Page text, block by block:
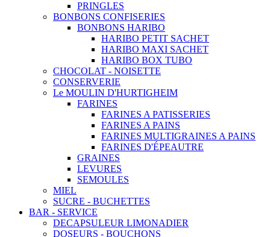
PRINGLES
BONBONS CONFISERIES
BONBONS HARIBO
HARIBO PETIT SACHET
HARIBO MAXI SACHET
HARIBO BOX TUBO
CHOCOLAT - NOISETTE
CONSERVERIE
Le MOULIN D'HURTIGHEIM
FARINES
FARINES A PATISSERIES
FARINES A PAINS
FARINES MULTIGRAINES A PAINS
FARINES D'ÉPEAUTRE
GRAINES
LEVURES
SEMOULES
MIEL
SUCRE - BUCHETTES
BAR - SERVICE
DECAPSULEUR LIMONADIER
DOSEURS - BOUCHONS